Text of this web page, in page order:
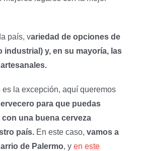
país, variedad de opciones de
industrial) y, en su mayoría, las
la excepción, aquí queremos
para que puedas
una buena cerveza
país. En este caso, vamos a
de Palermo, y en este